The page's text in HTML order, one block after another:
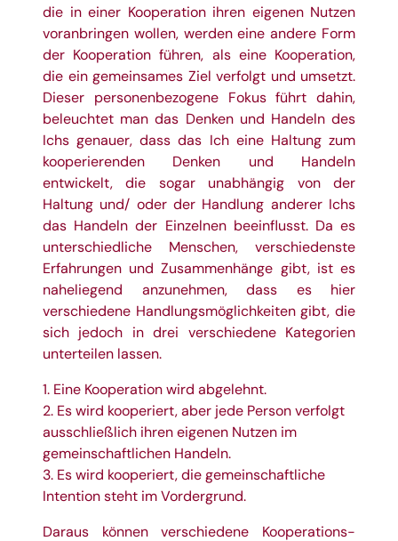
die in einer Kooperation ihren eigenen Nutzen
voranbringen wollen, werden eine andere Form
der Kooperation führen, als eine Kooperation,
die ein gemeinsames Ziel verfolgt und umsetzt.
Dieser personenbezogene Fokus führt dahin,
beleuchtet man das Denken und Handeln des
Ichs genauer, dass das Ich eine Haltung zum
kooperierenden Denken und Handeln
entwickelt, die sogar unabhängig von der
Haltung und/ oder der Handlung anderer Ichs
das Handeln der Einzelnen beeinflusst. Da es
unterschiedliche Menschen, verschiedenste
Erfahrungen und Zusammenhänge gibt, ist es
naheliegend anzunehmen, dass es hier
verschiedene Handlungsmöglichkeiten gibt, die
sich jedoch in drei verschiedene Kategorien
unterteilen lassen.
1. Eine Kooperation wird abgelehnt.
2. Es wird kooperiert, aber jede Person verfolgt
ausschließlich ihren eigenen Nutzen im
gemeinschaftlichen Handeln.
3. Es wird kooperiert, die gemeinschaftliche
Intention steht im Vordergrund.
Daraus können verschiedene Kooperations-